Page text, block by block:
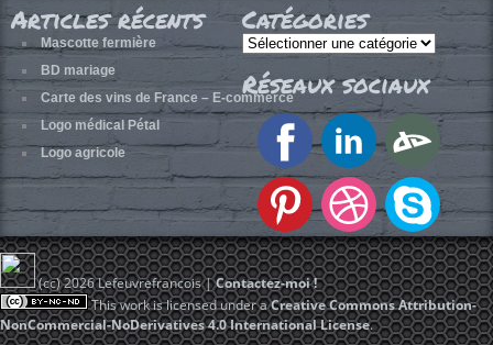
Articles récents
Mascotte fermière
BD mariage
Carte des vins de France – E-commerce
Logo médical Pétal
Logo agricole
Catégories
Catégories
Réseaux sociaux
(cc) 2026 Lefeuvrefrancois |Contactez-moi !
This work is licensed under aCreative CommonsAttribution-
NonCommercial-NoDerivatives 4.0 International License.